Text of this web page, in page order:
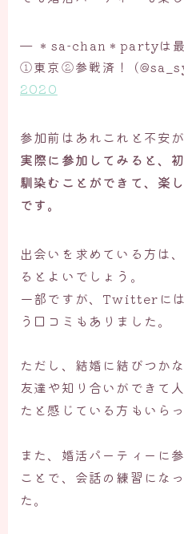
— ＊sa-chan＊partyは
①東京②参戦済！
2020
参加前はあれこれと不安
実際に参加してみると、
馴染むことができて、楽
です。
出会いを求めている方は
るとよいでしょう。
一部ですが、Twitterに
う口コミもありました。
ただし、結婚に結びつか
友達や知り合いができて
たと感じている方もいら
また、婚活パーティーに
ことで、会話の練習にな
た。